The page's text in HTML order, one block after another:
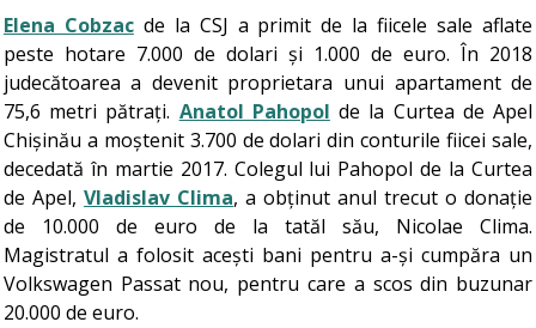
Elena Cobzacde la CSJ a primit de la fiicele sale aflate
peste hotare 7.000 de dolari și 1.000 de euro. În 2018
judecătoarea a devenit proprietara unui apartament de
75,6 metri pătrați. Anatol Pahopol de la Curtea de Apel
Chișinău a moștenit 3.700 de dolari din conturile fiicei sale,
decedată în martie 2017. Colegul lui Pahopol de la Curtea
de Apel, Vladislav Clima, a obținut anul trecut o donație
de 10.000 de euro de la tatăl său, Nicolae Clima.
Magistratul a folosit acești bani pentru a-și cumpăra un
Volkswagen Passat nou, pentru care a scos din buzunar
20.000 de euro.